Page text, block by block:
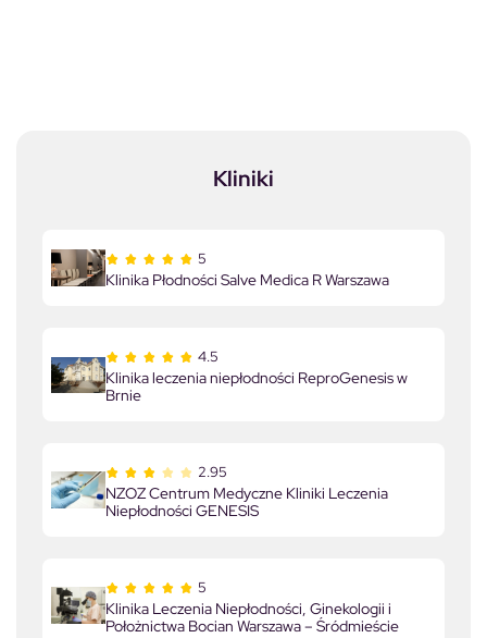
Kliniki
5
Klinika Płodności Salve Medica R Warszawa
4.5
Klinika leczenia niepłodności ReproGenesis w
Brnie
2.95
NZOZ Centrum Medyczne Kliniki Leczenia
Niepłodności GENESIS
5
Klinika Leczenia Niepłodności, Ginekologii i
Położnictwa Bocian Warszawa – Śródmieście